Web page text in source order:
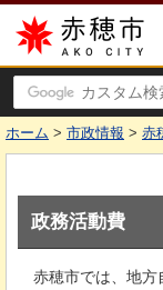
赤穂市
ホーム > 市政情報 > 赤
政務活動費
赤穂市では、地方